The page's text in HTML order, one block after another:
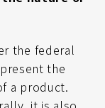
the federal
the
a product.